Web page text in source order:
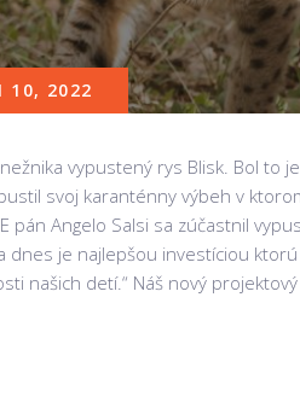
10, 2022
vypustený rys Blisk. Bol to
svoj karanténny výbeh v
pán Angelo Salsi sa zúčastnil
dnes je najlepšou investíciou
našich detí.“ Náš nový